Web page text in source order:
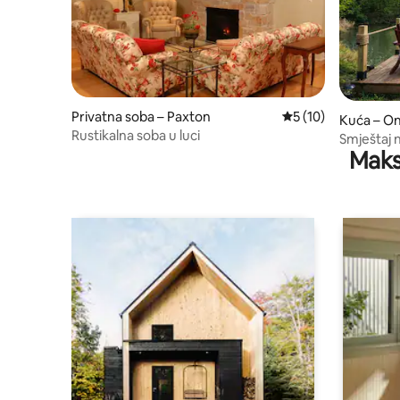
Privatna soba – Paxton Prosječna ocjena:
5 (10)
Rustikalna soba u luci
Kuća –
Smještaj
divlje